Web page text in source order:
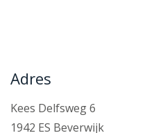
Adres
Kees Delfsweg 6
1942 ES Beverwijk